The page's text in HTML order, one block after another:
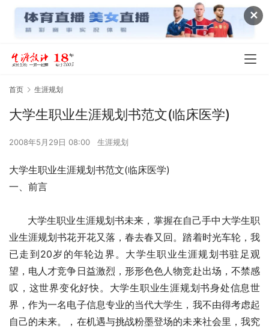
✕
首页 生涯规划
大学生职业生涯规划书范文(临床医学)
2008年5月29日 08:00 生涯规划
大学生职业生涯规划书范文(临床医学)
一、前言
大学生职业生涯规划书未来，掌握在自己手中大学生职
业生涯规划书花开花又落，春去春又回。踏着时光车轮，我
已走到20岁的年轮边界。大学生职业生涯规划书驻足观
望，电人才竞争日益激烈，形形色色人物竞赴出场，不禁感
叹，这世界变化好快。大学生职业生涯规划书身处信息世
界，作为一名电子信息专业的当代大学生，我不由得考虑起
自己的未来。，在机遇与挑战粉墨登场的未来社会里，我究